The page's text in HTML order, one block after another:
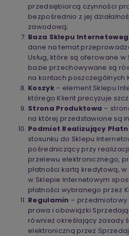
przedsiębiorcą czynności
bezpośrednio z jej
zawodową;
Baza Sklepu
dane na temat
Usług, które są oferowane
bazie przechowywane są
na kontach poszczególnych
Koszyk– element Sklepu
którego Klient precyzuje
Strona Produktowa –
na której przedstawione są
Podmiot Realizujący
stosunku do Sklepu
pośredniczący przy
przelewu elektronicznego,
płatności kartą kredytową,
w Sklepie Internetowym
płatności wybranego przez
Regulamin –
prawa i obowiązki
również określający zasady
elektroniczną przez